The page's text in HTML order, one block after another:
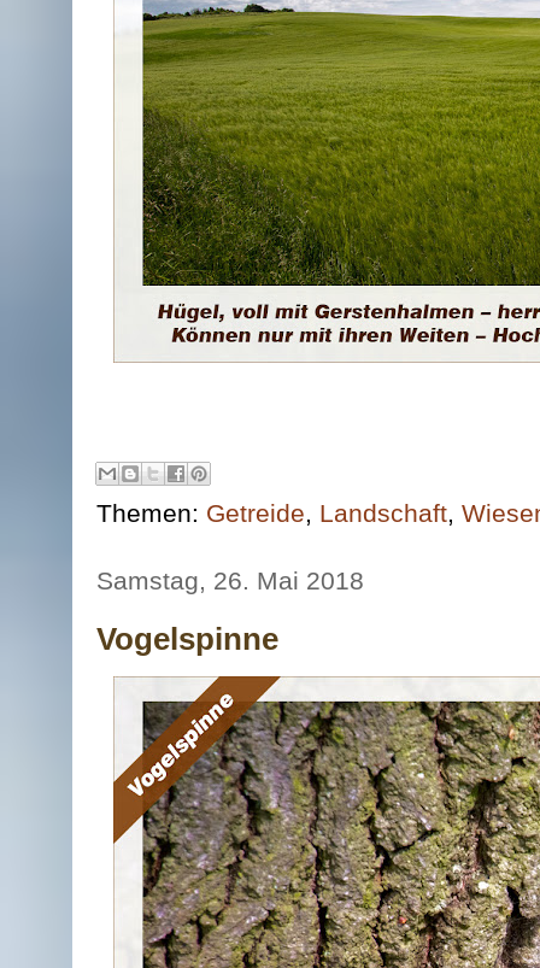
Themen: Getreide, Landschaft,
Samstag, 26. Mai 2018
Vogelspinne